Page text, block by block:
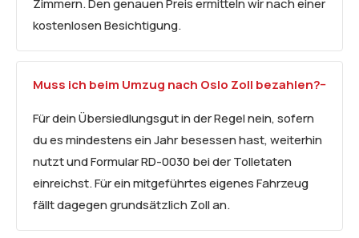
Zimmern. Den genauen Preis ermitteln wir nach einer
kostenlosen Besichtigung.
Muss ich beim Umzug nach Oslo Zoll bezahlen?
Für dein Übersiedlungsgut in der Regel nein, sofern
du es mindestens ein Jahr besessen hast, weiterhin
nutzt und Formular RD-0030 bei der Tolletaten
einreichst. Für ein mitgeführtes eigenes Fahrzeug
fällt dagegen grundsätzlich Zoll an.